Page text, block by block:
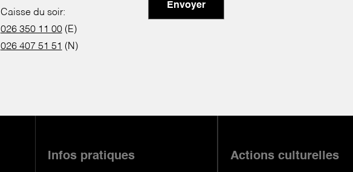
Caisse du soir:
026 350 11 00(E)
026 407 51 51 (N)
Envoyer
Infos pratiques Actions culturelles